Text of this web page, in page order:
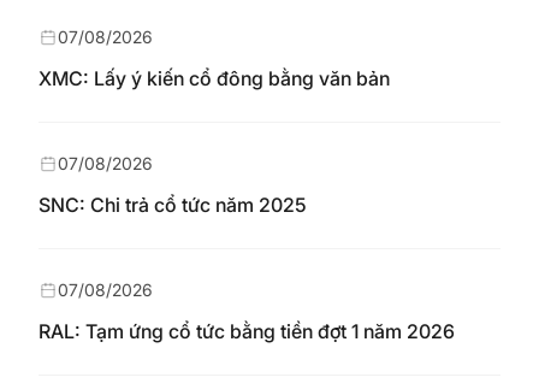
XMC: Lấy ý kiến cổ đông bằng văn bản
07/08/2026
SNC: Chi trả cổ tức năm 2025
07/08/2026
RAL: Tạm ứng cổ tức bằng tiền đợt 1 năm 2026
07/08/2026